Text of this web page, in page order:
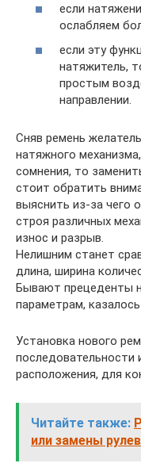
если
ослабляем
если эту
натяжитель,
простым
направлении.
Сняв ремень
натяжного
сомнения, то
стоит обратить
выяснить из-за чего
строя различных
износ и разрыв.
Нелишним станет
длина, ширина
Бывают прецеденты
параметрам,
Установка нового
расположения, для
Читайте также:
или замены